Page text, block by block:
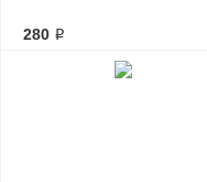
280 ₽